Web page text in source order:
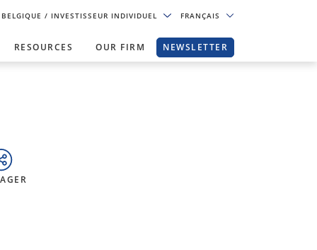
BELGIQUE/ INVESTISSEUR INDIVIDUEL FRANÇAIS
RESOURCES OUR FIRM NEWSLETTER